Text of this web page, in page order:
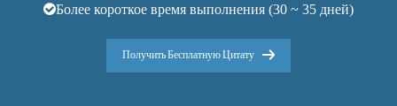
Более короткое время выполнения (30 ~ 35 дней)
Получить Бесплатную Цитату